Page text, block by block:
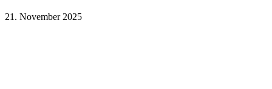
21. November 2025